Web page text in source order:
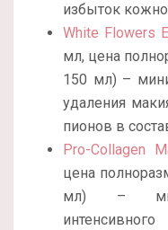
избыток
White Flowers
мл, цена
150 мл) –
удаления
пионов в
Pro-Collagen
цена
мл) –